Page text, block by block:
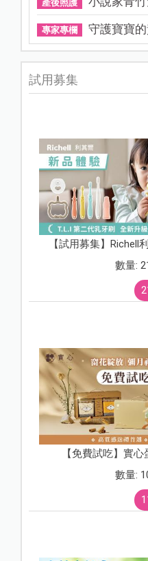
產後照護
專家專欄 守護寶寶
試用募集
【試用募集】Richell
數量:
【免費試吃】實
數量: